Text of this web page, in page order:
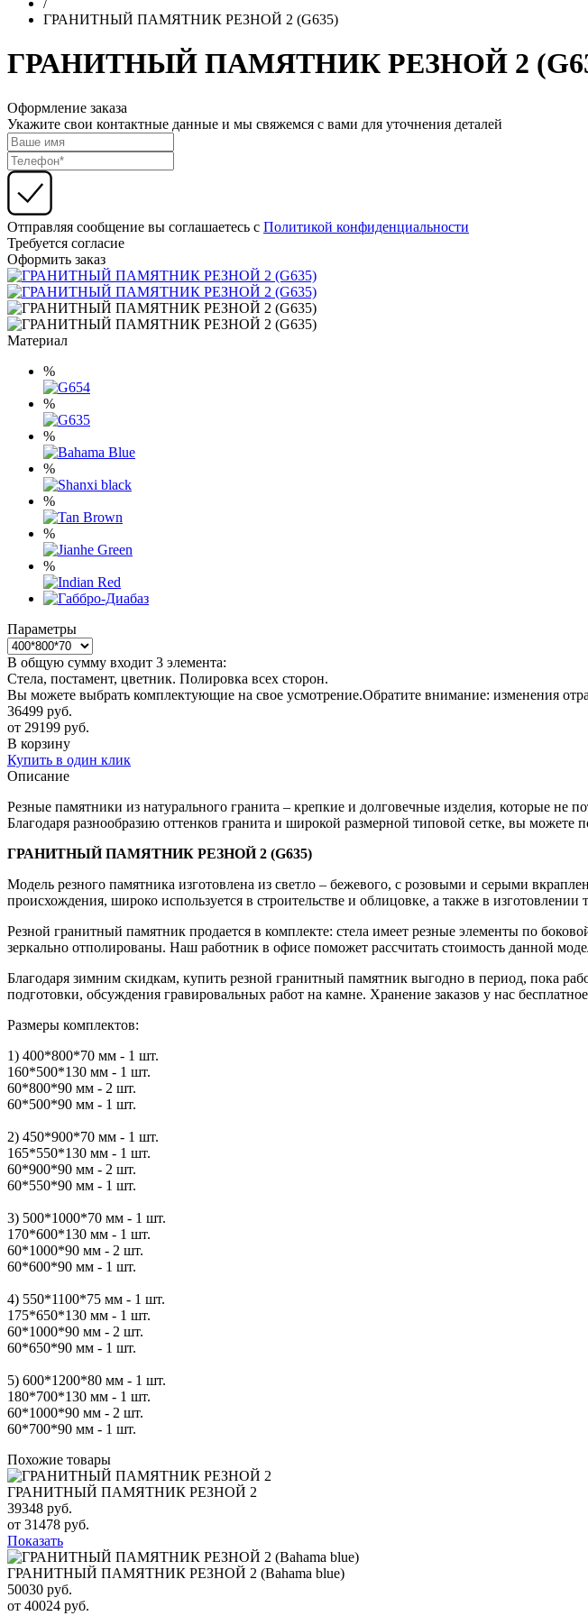
/
ГРАНИТНЫЙ ПАМЯТНИК РЕЗНОЙ 2 (G635)
ГРАНИТНЫЙ ПАМЯТНИК РЕЗНОЙ 2
Оформление заказа
Укажите свои контактные данные и мы свяжемся с вами для уточнения деталей
Отправляя сообщение вы соглашаетесь с Политикой конфиденциальности
Требуется согласие
Оформить заказ
Материал
%
%
%
%
%
%
%
Параметры
В общую сумму входит 3 элемента:
Стела, постамент, цветник. Полировка всех сторон.
Вы можете выбрать комплектующие на свое усмотрение.Обратите внимание: изменения
36499 руб.
от 29199 руб.
В корзину
Купить в один клик
Описание
Резные памятники из натурального гранита – крепкие и долговечные изделия, которые не
Благодаря разнообразию оттенков гранита и широкой размерной типовой сетке, вы можете
ГРАНИТНЫЙ ПАМЯТНИК РЕЗНОЙ 2 (G635)
Модель резного памятника изготовлена из светло – бежевого, с розовыми и серыми
происхождения, широко используется в строительстве и облицовке, а также в
Резной гранитный памятник продается в комплекте: стела имеет резные элементы по
зеркально отполированы. Наш работник в офисе поможет рассчитать стоимость данной
Благодаря зимним скидкам, купить резной гранитный памятник выгодно в период, пока
подготовки, обсуждения гравировальных работ на камне. Хранение заказов у нас
Размеры комплектов:
1) 400*800*70 мм - 1 шт.
160*500*130 мм - 1 шт.
60*800*90 мм - 2 шт.
60*500*90 мм - 1 шт.
2) 450*900*70 мм - 1 шт.
165*550*130 мм - 1 шт.
60*900*90 мм - 2 шт.
60*550*90 мм - 1 шт.
3) 500*1000*70 мм - 1 шт.
170*600*130 мм - 1 шт.
60*1000*90 мм - 2 шт.
60*600*90 мм - 1 шт.
4) 550*1100*75 мм - 1 шт.
175*650*130 мм - 1 шт.
60*1000*90 мм - 2 шт.
60*650*90 мм - 1 шт.
5) 600*1200*80 мм - 1 шт.
180*700*130 мм - 1 шт.
60*1000*90 мм - 2 шт.
60*700*90 мм - 1 шт.
Похожие товары
ГРАНИТНЫЙ ПАМЯТНИК РЕЗНОЙ 2
39348 руб.
от 31478 руб.
Показать
ГРАНИТНЫЙ ПАМЯТНИК РЕЗНОЙ 2 (Bahama blue)
50030 руб.
от 40024 руб.